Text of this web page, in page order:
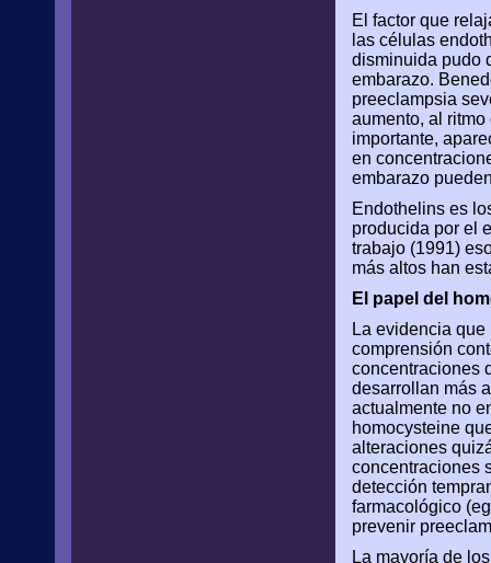
El factor que
las células
disminuida pudo
embarazo.
preeclampsia
aumento, al
importante,
en
embarazo
Endothelins es
producida por el
trabajo (1991)
más altos han
El papel del
La evidencia
comprensión
concentraciones
desarrollan más
actualmente no
homocysteine
alteraciones
concentraciones
detección
farmacológico
prevenir
La mayoría de